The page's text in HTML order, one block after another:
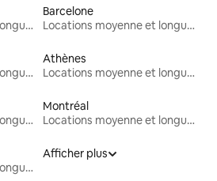
Locations moyenne et longue durée
Barcelone
Locations moyenne et longue durée
Locations moyenne et longue durée
Athènes
Locations moyenne et longue durée
Locations moyenne et longue durée
Montréal
Locations moyenne et longue durée
Locations moyenne et longue durée
Afficher plus